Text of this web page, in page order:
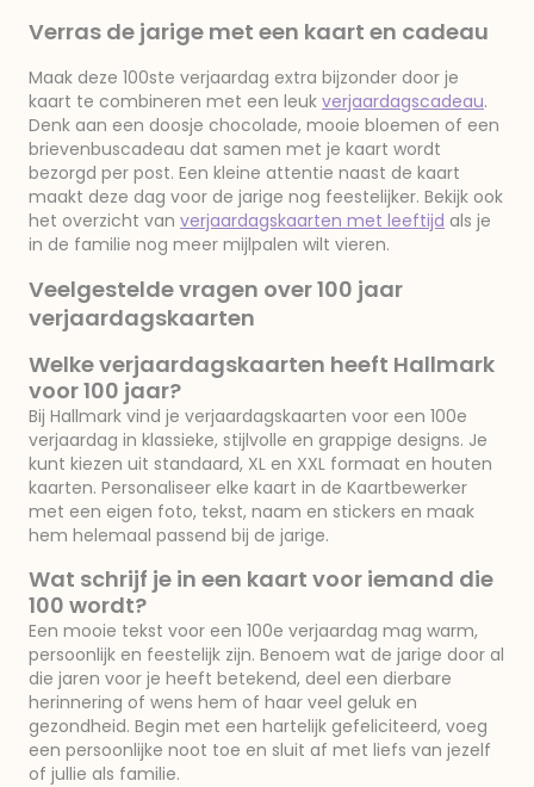
Verras de jarige met een kaart en cadeau
Maak deze 100ste verjaardag extra bijzonder door je
kaart te combineren met een leuk verjaardagscadeau.
Denk aan een doosje chocolade, mooie bloemen of een
brievenbuscadeau dat samen met je kaart wordt
bezorgd per post. Een kleine attentie naast de kaart
maakt deze dag voor de jarige nog feestelijker. Bekijk ook
het overzicht van verjaardagskaarten met leeftijd als je
in de familie nog meer mijlpalen wilt vieren.
Veelgestelde vragen over 100 jaar
verjaardagskaarten
Welke verjaardagskaarten heeft Hallmark
voor 100 jaar?
Bij Hallmark vind je verjaardagskaarten voor een 100e
verjaardag in klassieke, stijlvolle en grappige designs. Je
kunt kiezen uit standaard, XL en XXL formaat en houten
kaarten. Personaliseer elke kaart in de Kaartbewerker
met een eigen foto, tekst, naam en stickers en maak
hem helemaal passend bij de jarige.
Wat schrijf je in een kaart voor iemand die
100 wordt?
Een mooie tekst voor een 100e verjaardag mag warm,
persoonlijk en feestelijk zijn. Benoem wat de jarige door al
die jaren voor je heeft betekend, deel een dierbare
herinnering of wens hem of haar veel geluk en
gezondheid. Begin met een hartelijk gefeliciteerd, voeg
een persoonlijke noot toe en sluit af met liefs van jezelf
of jullie als familie.